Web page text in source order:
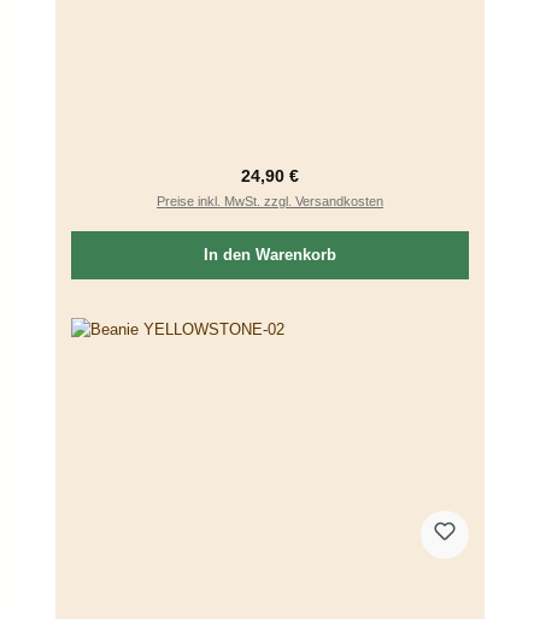
Regulärer Preis:
24,90 €
Preise inkl. MwSt. zzgl. Versandkosten
In den Warenkorb